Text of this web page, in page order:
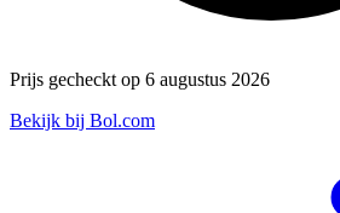
Prijs gecheckt op 6 augustus 2026
Bekijk bij Bol.com